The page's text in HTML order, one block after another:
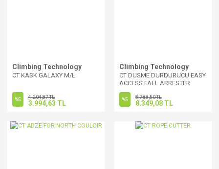
Climbing Technology
CT KASK GALAXY M/L
%5 4.204,87 TL
3.994,63 TL
Climbing Technology
CT DUSME DURDURUCU EASY
ACCESS FALL ARRESTER
%5 8.788,50 TL
8.349,08 TL